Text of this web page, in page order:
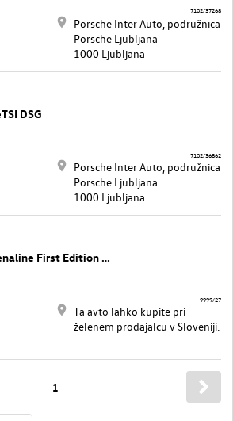
Porsche Inter Auto, podružnica
Porsche Ljubljana
1000 Ljubljana
7102/37268
DSG
Porsche Inter Auto, podružnica
Porsche Ljubljana
1000 Ljubljana
7102/36862
CUPRA Tavascan Adrenaline First Edition 77 kWh
Ta avto lahko kupite pri
želenem prodajalcu v Sloveniji.
9999/27
1